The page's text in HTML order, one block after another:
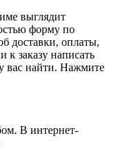
выглядит
форму по
доставки, оплаты,
к заказу написать
вас найти. Нажмите
В интернет-